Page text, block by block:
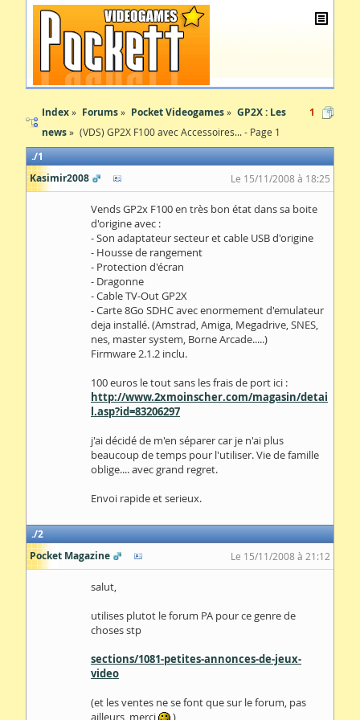
Index Forums Pocket Videogames
GP2X : Les
news
(VDS) GP2X F100 avec Accessoires... - Page 1
1
1
Kasimir2008
Le 15/11/2008 à 18:25
Vends GP2x F100 en très bon état dans sa boite
d'origine avec :
- Son adaptateur secteur et cable USB d'origine
- Housse de rangement
- Protection d'écran
- Dragonne
- Cable TV-Out GP2X
- Carte 8Go SDHC avec enormement d'emulateur
deja installé. (Amstrad, Amiga, Megadrive, SNES,
nes, master system, Borne Arcade.....)
Firmware 2.1.2 inclu.
100 euros le tout sans les frais de port ici :
http://www.2xmoinscher.com/magasin/detai
l.asp?id=83206297
j'ai décidé de m'en séparer car je n'ai plus
beaucoup de temps pour l'utiliser. Vie de famille
oblige.... avec grand regret.
Envoi rapide et serieux.
2
Pocket Magazine
Le 15/11/2008 à 21:12
salut,
utilises plutot le forum PA pour ce genre de
choses stp
sections/1081-petites-annonces-de-jeux-
video
(et les ventes ne se font que sur le forum, pas
ailleurs, merci
)